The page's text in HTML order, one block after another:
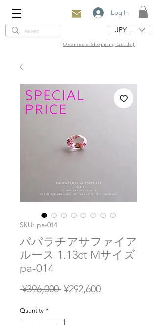
Log In
JPY (¥)
[Overseas Shopping Guide]
SKU: pa-014
パパラチアサファイア
ルース 1.13ct Mサイズ
pa-014
¥396,000 Regular
¥292,600Sale
Quantity *